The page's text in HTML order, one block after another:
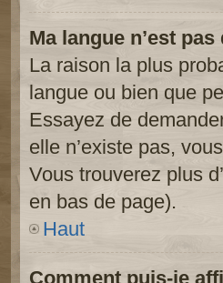
Ma langue n’est
La raison la plus
langue ou bien que
Essayez de
elle n’existe pas,
Vous trouverez plus
en bas de page).
Haut
Comment puis-je